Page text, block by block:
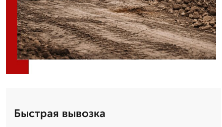
Быстрая вывозка